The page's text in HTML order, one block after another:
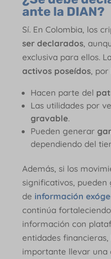
ante la DIAN?
Sí. En Colombia, los
ser declarados,
exclusiva para ellos.
activos poseídos, por
Hacen parte del
Las utilidades por
gravable.
Pueden generar
dependiendo del
Además, si los
significativos,
de información
continúa
información con
entidades
importante llevar una